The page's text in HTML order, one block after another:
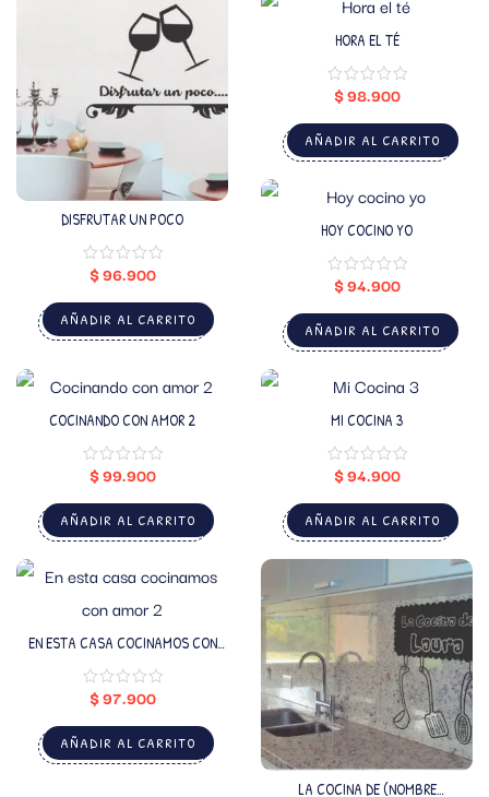
DISFRUTAR UN POCO
$96.900
AÑADIR AL CARRITO
HORA EL TÉ
$98.900
AÑADIR AL CARRITO
HOY COCINO YO
$94.900
AÑADIR AL CARRITO
COCINANDO CON AMOR 2
$99.900
AÑADIR AL CARRITO
MI COCINA 3
$94.900
AÑADIR AL CARRITO
EN ESTA CASA COCINAMOS CON
$97.900
AÑADIR AL CARRITO
LA COCINA DE (NOMBRE